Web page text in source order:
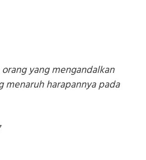
yang mengandalkan
menaruh harapannya pada